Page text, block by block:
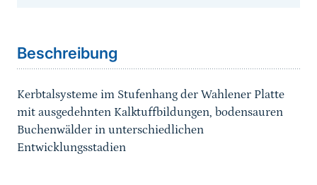
Beschreibung
Kerbtalsysteme im Stufenhang der Wahlener Platte
mit ausgedehnten Kalktuffbildungen, bodensauren
Buchenwälder in unterschiedlichen
Entwicklungsstadien